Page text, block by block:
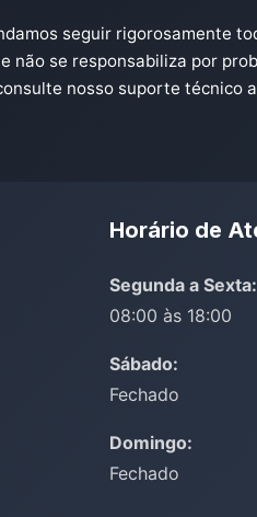
seguir rigorosamente
não se responsabiliza por
nosso suporte técnico
Horário de
Segunda a Sexta:
08:00 às 18:00
Sábado:
Fechado
Domingo:
Fechado